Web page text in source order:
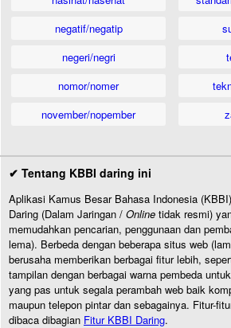
negatif/negatip
negeri/negri
nomor/nomer
november/nopember
✔ Tentang KBBI daring ini
Aplikasi Kamus Besar Bahasa Indonesia
Daring (Dalam Jaringan / Online tidak resmi)
memudahkan pencarian, penggunaan dan
lema). Berbeda dengan beberapa situs web
berusaha memberikan berbagai fitur lebih,
tampilan dengan berbagai warna pembeda
yang pas untuk segala perambah web baik
maupun telepon pintar dan sebagainya. Fitur-
dibaca dibagian Fitur KBBI Daring.